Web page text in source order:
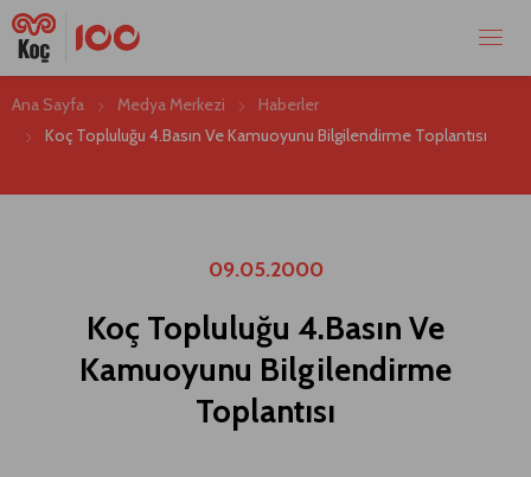
Ana Sayfa Medya Merkezi
Haberler
Koç Topluluğu 4.Basın Ve Kamuoyunu Bilgilendirme Toplantısı
09.05.2000
Koç Topluluğu 4.Basın Ve
Kamuoyunu Bilgilendirme
Toplantısı